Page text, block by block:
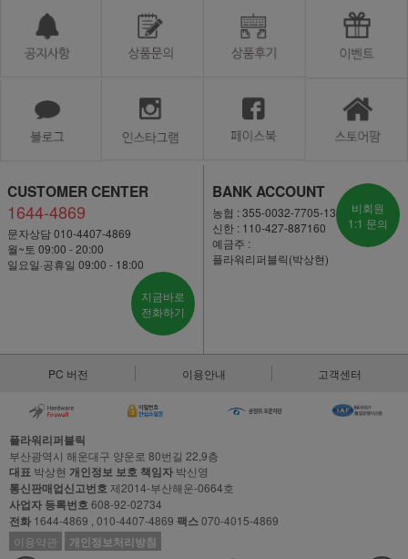
CUSTOMER CENTER
1644-4869
문자상담 010-4407-4869
월~토 09:00 - 20:00
일요일·공휴일 09:00 - 18:00
지금바로
전화하기
BANK ACCOUNT
농협 : 355-0032-7705-13
신한 : 110-427-887160
예금주 :
플라워리퍼블릭(박상현)
비회원
1:1 문의
PC 버전 이용안내 고객센터
플라워리퍼블릭
부산광역시 해운대구 양운로 80번길 22,9층
대표 박상현 개인정보 보호 책임자 박신영
통신판매업신고번호제2014-부산해운-0664호
사업자 등록번호608-92-02734
전화 1644-4869 , 010-4407-4869 팩스070-4015-4869
이용약관
개인정보처리방침